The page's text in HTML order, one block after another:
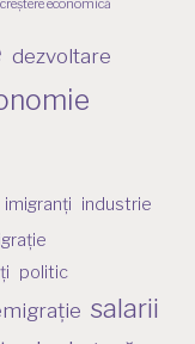
creștere economică
dezvoltare
imigranți industrie
politic
salarii